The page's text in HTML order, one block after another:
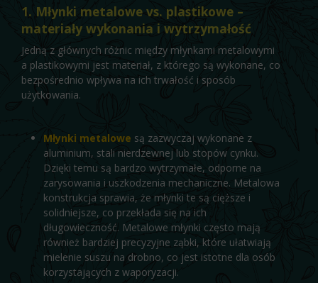
1. Młynki metalowe vs. plastikowe –
materiały wykonania i wytrzymałość
Jedną z głównych różnic między młynkami metalowymi
a plastikowymi jest materiał, z którego są wykonane, co
bezpośrednio wpływa na ich trwałość i sposób
użytkowania.
Młynki metalowe są zazwyczaj wykonane z
aluminium, stali nierdzewnej lub stopów cynku.
Dzięki temu są bardzo wytrzymałe, odporne na
zarysowania i uszkodzenia mechaniczne. Metalowa
konstrukcja sprawia, że młynki te są cięższe i
solidniejsze, co przekłada się na ich
długowieczność. Metalowe młynki często mają
również bardziej precyzyjne ząbki, które ułatwiają
mielenie suszu na drobno, co jest istotne dla osób
korzystających z waporyzacji.